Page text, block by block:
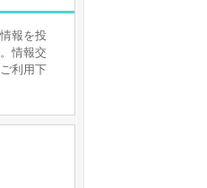
報を投
情報交
利用下